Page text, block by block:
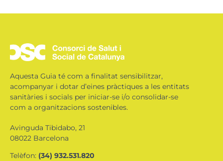
Aquesta Guia té com a finalitat sensibilitzar,
acompanyar i dotar d’eines pràctiques a les entitats
sanitàries i socials per iniciar-se i/o consolidar-se
com a organitzacions sostenibles.
Avinguda Tibidabo, 21
08022 Barcelona
Telèfon: (34) 932.531.820